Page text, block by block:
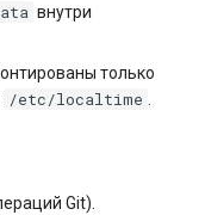
внутри
только
/etc/localtime .
Git).